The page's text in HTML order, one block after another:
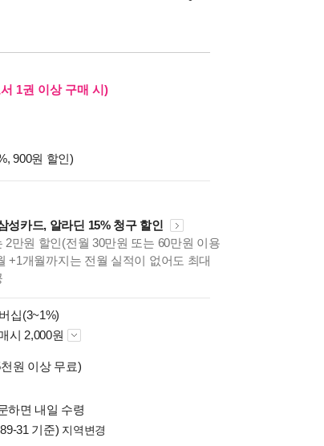
1권 이상 구매 시)
900원 할인)
성카드, 알라딘 15% 청구 할인
2만원 할인(전월 30만원 또는 60만원 이용
+1개월까지는 전월 실적이 없어도 최대
십(3~1%)
시 2,000원
원 이상 무료)
하면 내일 수령
31 기준) 지역변경